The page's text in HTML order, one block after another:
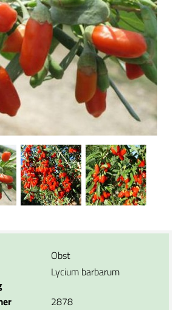
Obst
Lycium barbarum
2878